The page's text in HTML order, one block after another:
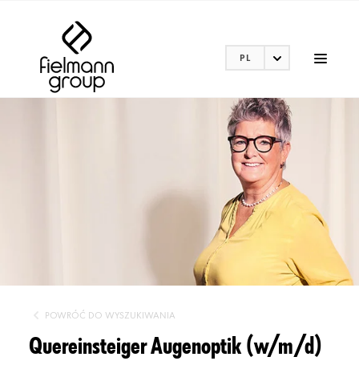
PL
POWRÓĆ DO WYSZUKIWANIA
Quereinsteiger Augenoptik (w/m/d)